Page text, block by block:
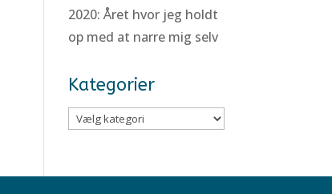
2020: Året hvor jeg holdt
op med at narre mig selv
Kategorier
Kategorier